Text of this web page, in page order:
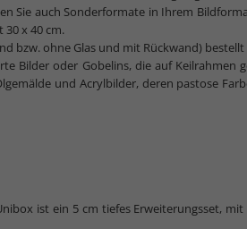
Sie auch Sonderformate in Ihrem
x 40 cm.
bzw. ohne Glas und mit Rückwand)
Bilder oder Gobelins, die auf Keilrahmen
und Acrylbilder, deren pastose
ist ein 5 cm tiefes Erweiterungsset, mit